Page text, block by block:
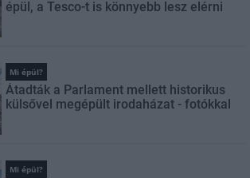
épül, a Tesco-t is könnyebb lesz elérni
Mi épül?
Átadták a Parlament mellett historikus
külsővel megépült irodaházat - fotókkal
Mi épül?